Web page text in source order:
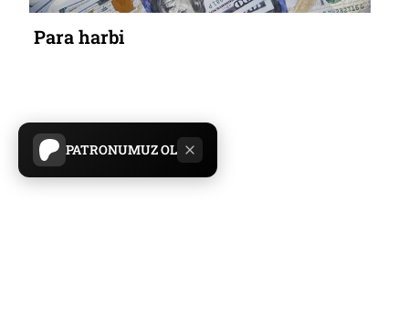
PATRONUMUZ OL
Para harbi